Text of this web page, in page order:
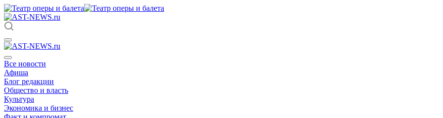
Все новости
Афиша
Блог редакции
Общество и власть
Культура
Экономика и бизнес